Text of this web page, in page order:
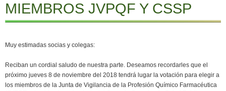
MIEMBROS JVPQF Y CSSP
Muy estimadas socias y colegas:
Reciban un cordial saludo de nuestra parte. Deseamos recordarles que el
próximo jueves 8 de noviembre del 2018 tendrá lugar la votación para elegir a
los miembros de la Junta de Vigilancia de la Profesión Químico Farmacéutica